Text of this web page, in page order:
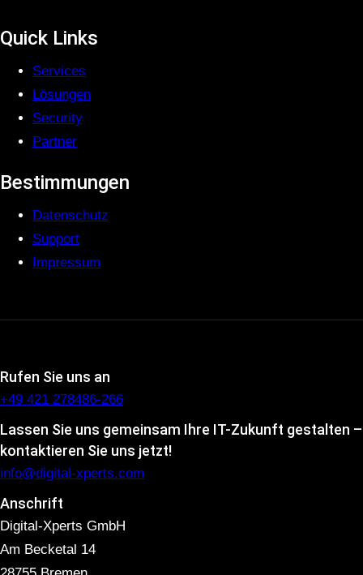
Quick Links
Services
Lösungen
Security
Partner
Bestimmungen
Datenschutz
Support
Impressum
Rufen Sie uns an
+49 421 278486-266
Lassen Sie uns gemeinsam Ihre IT-Zukunft gestalten –
kontaktieren Sie uns jetzt!
info@digital-xperts.com
Anschrift
Digital-Xperts GmbH
Am Becketal 14